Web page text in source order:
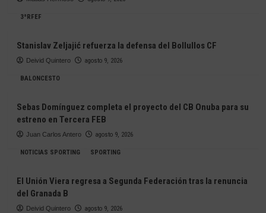
3ªRFEF
Stanislav Zeljajić refuerza la defensa del Bollullos CF
Deivid Quintero agosto 9, 2026
BALONCESTO
Sebas Domínguez completa el proyecto del CB Onuba para su
estreno en Tercera FEB
Juan Carlos Antero agosto 9, 2026
NOTICIAS SPORTING SPORTING
El Unión Viera regresa a Segunda Federación tras la renuncia
del Granada B
Deivid Quintero agosto 9, 2026